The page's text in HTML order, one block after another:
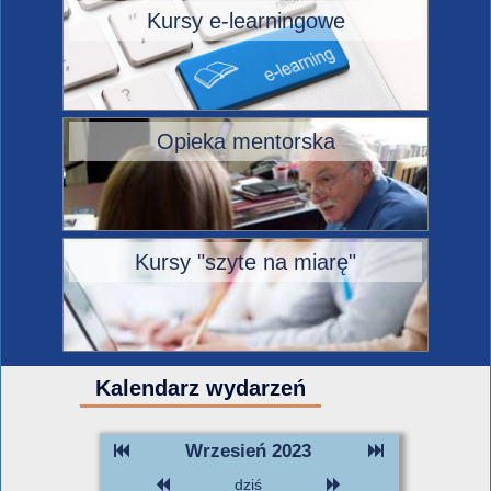
Kursy e-learningowe
Opieka mentorska
Kursy "szyte na miarę"
Kalendarz wydarzeń
Wrzesień 2023
dziś